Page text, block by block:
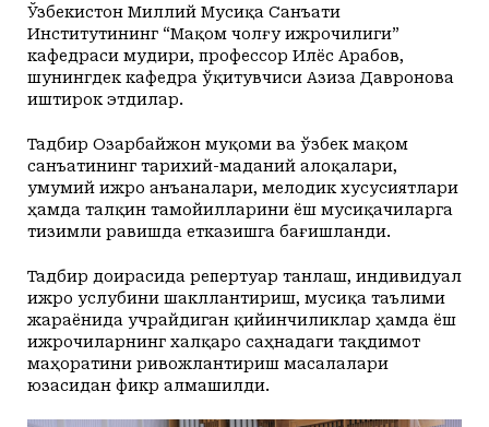
Ўзбекистон Миллий Мусиқа Санъати
Институтининг “Мақом чолғу ижрочилиги”
кафедраси мудири, профессор Илёс Арабов,
шунингдек кафедра ўқитувчиси Азиза Давронова
иштирок этдилар.
Тадбир Озарбайжон муқоми ва ўзбек мақом
санъатининг тарихий-маданий алоқалари,
умумий ижро анъаналари, мелодик хусусиятлари
ҳамда талқин тамойилларини ёш мусиқачиларга
тизимли равишда етказишга бағишланди.
Тадбир доирасида репертуар танлаш, индивидуал
ижро услубини шакллантириш, мусиқа таълими
жараёнида учрайдиган қийинчиликлар ҳамда ёш
ижрочиларнинг халқаро саҳнадаги тақдимот
маҳоратини ривожлантириш масалалари
юзасидан фикр алмашилди.